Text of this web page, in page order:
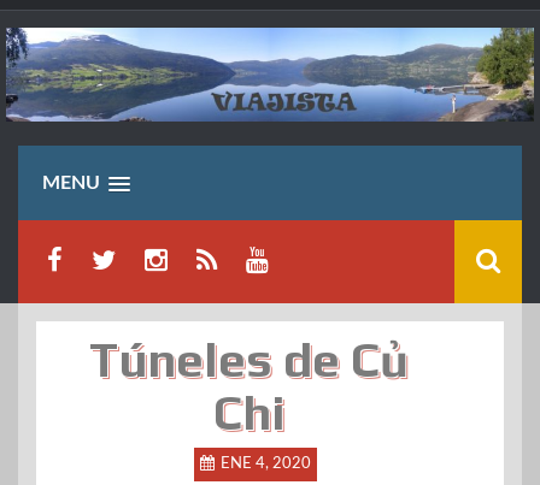
Saltar
al
contenido
MENU
Túneles de Củ
Chi
ENE 4, 2020